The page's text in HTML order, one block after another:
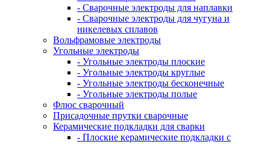
- Сварочные электроды для наплавки
- Сварочные электроды для чугуна и
никелевых сплавов
Вольфрамовые электроды
Угольные электроды
- Угольные электроды плоские
- Угольные электроды круглые
- Угольные электроды бесконечные
- Угольные электроды полые
Флюс сварочный
Присадочные прутки сварочные
Керамические подкладки для сварки
- Плоские керамические подкладки с